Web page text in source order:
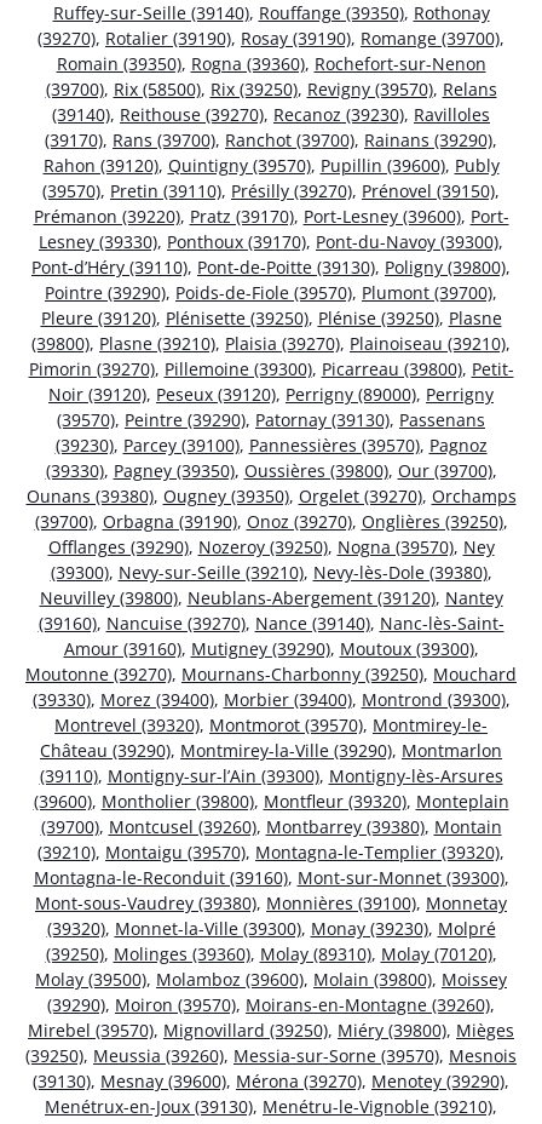
Ruffey-sur-Seille (39140), Rouffange (39350), Rothonay
(39270), Rotalier (39190), Rosay (39190), Romange (39700),
Romain (39350), Rogna (39360), Rochefort-sur-Nenon
(39700), Rix (58500), Rix (39250), Revigny (39570), Relans
(39140), Reithouse (39270), Recanoz (39230), Ravilloles
(39170), Rans (39700), Ranchot (39700), Rainans (39290),
Rahon (39120), Quintigny (39570), Pupillin (39600), Publy
(39570), Pretin (39110), Présilly (39270), Prénovel (39150),
Prémanon (39220), Pratz (39170), Port-Lesney (39600), Port-
Lesney (39330), Ponthoux (39170), Pont-du-Navoy (39300),
Pont-d’Héry (39110), Pont-de-Poitte (39130), Poligny (39800),
Pointre (39290), Poids-de-Fiole (39570), Plumont (39700),
Pleure (39120), Plénisette (39250), Plénise (39250), Plasne
(39800), Plasne (39210), Plaisia (39270), Plainoiseau (39210),
Pimorin (39270), Pillemoine (39300), Picarreau (39800), Petit-
Noir (39120), Peseux (39120), Perrigny (89000), Perrigny
(39570), Peintre (39290), Patornay (39130), Passenans
(39230), Parcey (39100), Pannessières (39570), Pagnoz
(39330), Pagney (39350), Oussières (39800), Our (39700),
Ounans (39380), Ougney (39350), Orgelet (39270), Orchamps
(39700), Orbagna (39190), Onoz (39270), Onglières (39250),
Offlanges (39290), Nozeroy (39250), Nogna (39570), Ney
(39300), Nevy-sur-Seille (39210), Nevy-lès-Dole (39380),
Neuvilley (39800), Neublans-Abergement (39120), Nantey
(39160), Nancuise (39270), Nance (39140), Nanc-lès-Saint-
Amour (39160), Mutigney (39290), Moutoux (39300),
Moutonne (39270), Mournans-Charbonny (39250), Mouchard
(39330), Morez (39400), Morbier (39400), Montrond (39300),
Montrevel (39320), Montmorot (39570), Montmirey-le-
Château (39290), Montmirey-la-Ville (39290), Montmarlon
(39110), Montigny-sur-l’Ain (39300), Montigny-lès-Arsures
(39600), Montholier (39800), Montfleur (39320), Monteplain
(39700), Montcusel (39260), Montbarrey (39380), Montain
(39210), Montaigu (39570), Montagna-le-Templier (39320),
Montagna-le-Reconduit (39160), Mont-sur-Monnet (39300),
Mont-sous-Vaudrey (39380), Monnières (39100), Monnetay
(39320), Monnet-la-Ville (39300), Monay (39230), Molpré
(39250), Molinges (39360), Molay (89310), Molay (70120),
Molay (39500), Molamboz (39600), Molain (39800), Moissey
(39290), Moiron (39570), Moirans-en-Montagne (39260),
Mirebel (39570), Mignovillard (39250), Miéry (39800), Mièges
(39250), Meussia (39260), Messia-sur-Sorne (39570), Mesnois
(39130), Mesnay (39600), Mérona (39270), Menotey (39290),
Menétrux-en-Joux (39130), Menétru-le-Vignoble (39210),